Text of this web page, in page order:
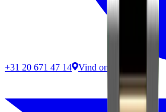
+31 20 671 47 14 Vind ons